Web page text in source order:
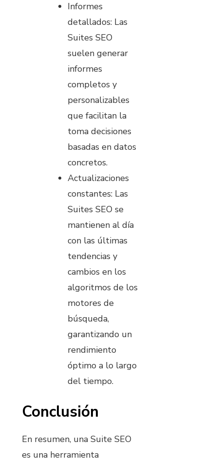
Informes
detallados: Las
Suites SEO
suelen generar
informes
completos y
personalizables
que facilitan la
toma decisiones
basadas en datos
concretos.
Actualizaciones
constantes: Las
Suites SEO se
mantienen al día
con las últimas
tendencias y
cambios en los
algoritmos de los
motores de
búsqueda,
garantizando un
rendimiento
óptimo a lo largo
del tiempo.
Conclusión
En resumen, una Suite SEO
es una herramienta